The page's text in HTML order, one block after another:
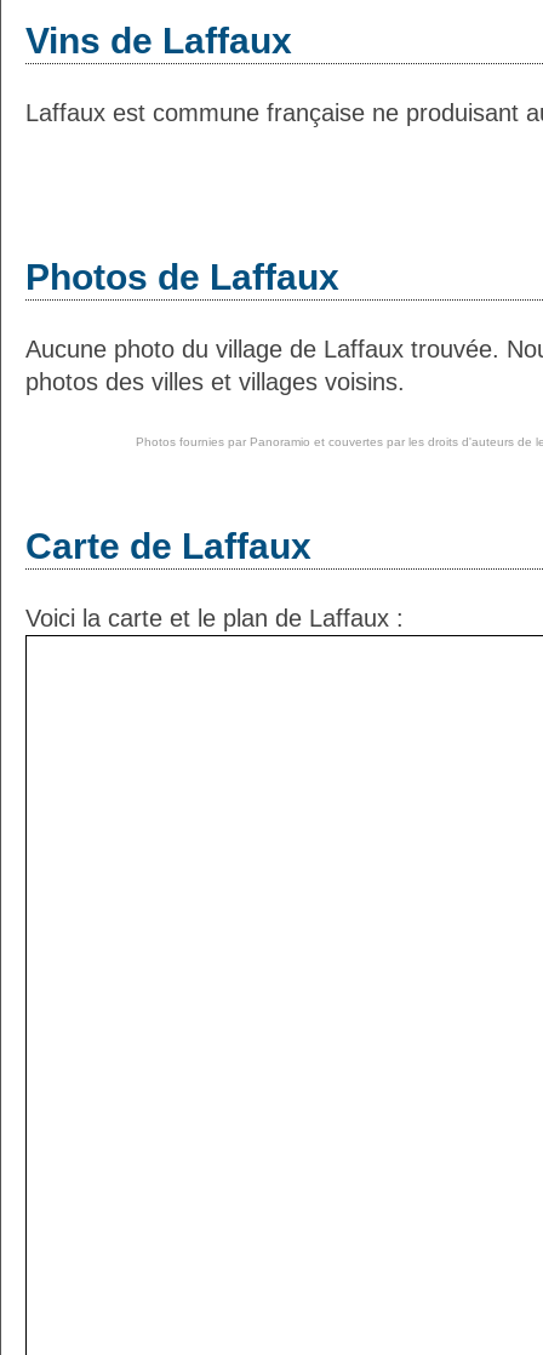
Vins de Laffaux
Laffaux est commune française ne produisant
Photos de Laffaux
Aucune photo du village de Laffaux trouvée.
photos des villes et villages voisins.
Photos fournies par Panoramio et couvertes par les droits d'auteurs de
Carte de Laffaux
Voici la carte et le plan de Laffaux :